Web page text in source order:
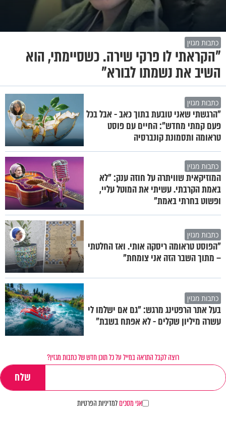
כתבות מגזין
"הקראתי לו פרקי שירה. כשסיימתי, הוא
השיב את נשמתו לבורא"
כתבות מגזין
"הרגשתי שאני טובעת בתוך כאב - אבל בכל
פעם קמתי מחדש": החיים עם פוסט
טראומה ותסמונת קונברסיה
כתבות מגזין
המוזיקאית שוויתרה על חוזה ענק: "לא
באמת הקרבתי. עשיתי את המוטל עליי,
ופשוט בחרתי באמת"
כתבות מגזין
"הפוסט טראומה ריסקה אותי. ואז החלטתי
– מתוך השבר הזה אני צומחת"
כתבות מגזין
בעל אתר הרפטינג מרגש: "גם אם ישלמו לי
עשרה מיליון שקלים - לא אפתח בשבת"
רוצה לקבל התראה במייל על כל תוכן חדש של כתבות מגזין?
אני מסכיםלמדיניות הפרטיות